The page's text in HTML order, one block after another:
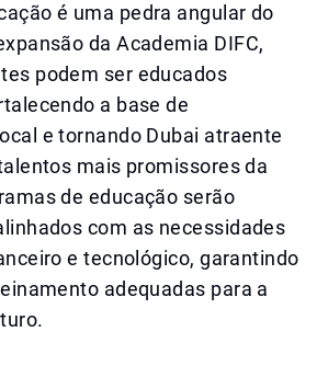
é uma pedra angular do
da Academia DIFC,
podem ser educados
a base de
e tornando Dubai atraente
mais promissores da
de educação serão
com as necessidades
e tecnológico, garantindo
adequadas para a